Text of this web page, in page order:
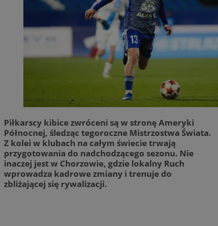
Piłkarscy kibice zwróceni są w stronę Ameryki
Północnej, śledząc tegoroczne Mistrzostwa Świata.
Z kolei w klubach na całym świecie trwają
przygotowania do nadchodzącego sezonu. Nie
inaczej jest w Chorzowie, gdzie lokalny Ruch
wprowadza kadrowe zmiany i trenuje do
zbliżającej się rywalizacji.